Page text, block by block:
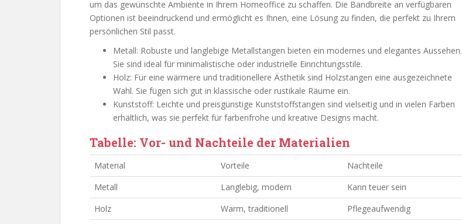
um das gewünschte Ambiente in Ihrem Homeoffice zu schaffen. Die Bandbreite an verfügbaren
Optionen ist beeindruckend und ermöglicht es Ihnen, eine Lösung zu finden, die perfekt zu Ihrem
persönlichen Stil passt.
Metall: Robuste und langlebige Metallstangen bieten ein modernes und elegantes Aussehen.
Sie sind ideal für minimalistische oder industrielle Einrichtungsstile.
Holz: Für eine wärmere und traditionellere Ästhetik sind Holzstangen eine ausgezeichnete
Wahl. Sie fügen sich gut in klassische oder rustikale Räume ein.
Kunststoff: Leichte und preisgünstige Kunststoffstangen sind vielseitig und in vielen Farben
erhältlich, was sie perfekt für farbenfrohe und kreative Designs macht.
Tabelle: Vor- und Nachteile der Materialien
Material Vorteile
Nachteile
Metall
Langlebig, modern
Kann teuer sein
Holz
Warm, traditionell
Pflegeaufwendig